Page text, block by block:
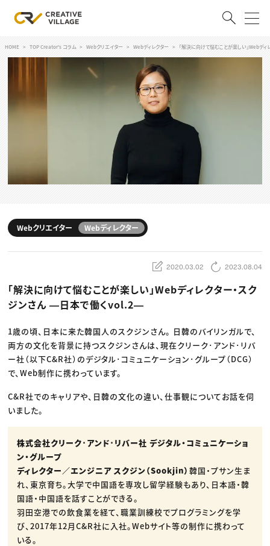
ログイン
CREATIVE JOB求人検索
特集求人
採用説明会
スキルアップしたい！
デザイン
編集・ライティング
マーケティング
ディレクション
業界解説・キャリア事情
TOP Creator’s コラム
Webクリエイター
アプリクリエイター
ゲームクリエイター
映像クリエイター
クリエイターインタビュー
C＆R Magazine
セミナー
ニュース・トレンド トップ
Web
映像
ゲーム・エンタメ
広告
CREATIVE VILLAGEからのお知らせ
HOME TOP Creator's コラム Webクリエイター Webディレクター 「解決に向けて悩むことが楽しい」Webデ
Webクリエイター Webディレクター
2020.03.02 2023.08.04
「解決に向けて悩むことが楽しい」Webディレクター・スク
ジンさん ―日本で働くvol.2―
1歳の頃、日本に来た韓国人のスクジンさん。 日韓のバイリンガルで、
両方の文化を背景に持つスクジンさんは、現在クリーク･アンド･リバ
ー社（以下C&R社）のデジタル･コミュニケーション･グループ（DCG）
で、Web制作に携わっています。
C&R社でのキャリアや、日韓の文化の違い、仕事観についてお話を伺
いました。
株式会社クリーク･アンド･リバー社 デジタル・コミュニケーショ
ン・グループ
ディレクター／エンジニア スクジン（Sookjin）韓国・プサン生ま
れ、東京育ち。大学で中国語を専攻し留学経験もあり、日本語・韓
国語・中国語を話すことができる。
羽田空港での飲食業を経て、職業訓練校でプログラミングを学
び、2017年12月C&R社に入社。Webサイト等の制作に携わって
いる。